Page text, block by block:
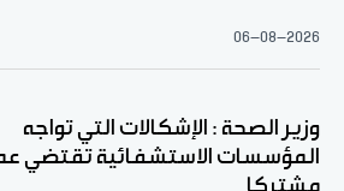
06-08-2026
وزير الصحة : الإشكالات التي تواجه
المؤسسات الاستشفائية تقتضي
مشتركا